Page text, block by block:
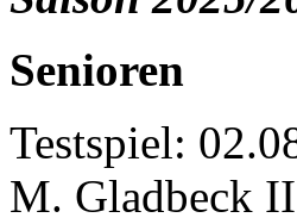
Senioren
Testspiel:
M. Gladbeck